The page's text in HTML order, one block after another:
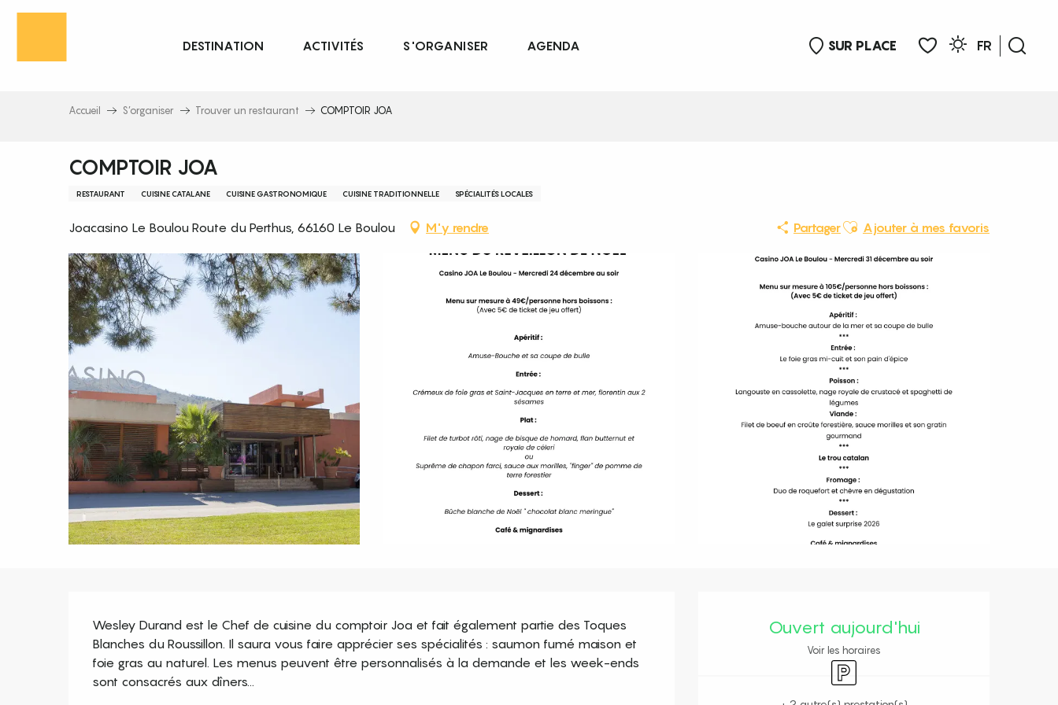
Aller
principal
SUR PLACE
FR
DESTINATION ACTIVITÉS S'ORGANISER AGENDA
Accueil S’organiser Trouver un restaurant COMPTOIR JOA
COMPTOIR JOA
RESTAURANT CUISINE CATALANE CUISINE GASTRONOMIQUE CUISINE TRADITIONNELLE SPÉCIALITÉS LOCALES
Joacasino Le Boulou Route du Perthus, 66160 Le Boulou M'y rendre PartagerAjouter aux favoris
Ajouter à mes favoris
Ouvert aujourd'hui
Voir les horaires
Parking
Description
Wesley Durand est le Chef de cuisine du comptoir Joa et fait également partie des Toques
Blanches du Roussillon. Il saura vous faire apprécier ses spécialités : saumon fumé maison et
foie gras au naturel. Les menus peuvent être personnalisés à la demande et les week-ends
sont consacrés aux dîners...